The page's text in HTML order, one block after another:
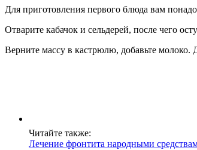
Для приготовления первого блюда вам
Отварите кабачок и сельдерей, после чего
Верните массу в кастрюлю, добавьте молоко.
Читайте также:
Лечение фронтита народными